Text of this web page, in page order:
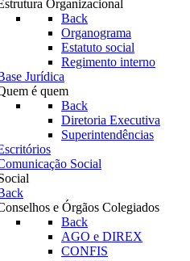
Organizacional
Back
Organograma
Estatuto social
Regimento interno
Jurídica
é quem
Back
Diretoria Executiva
Superintendências
Social
e Órgãos Colegiados
Back
AGO e DIREX
CONFIS